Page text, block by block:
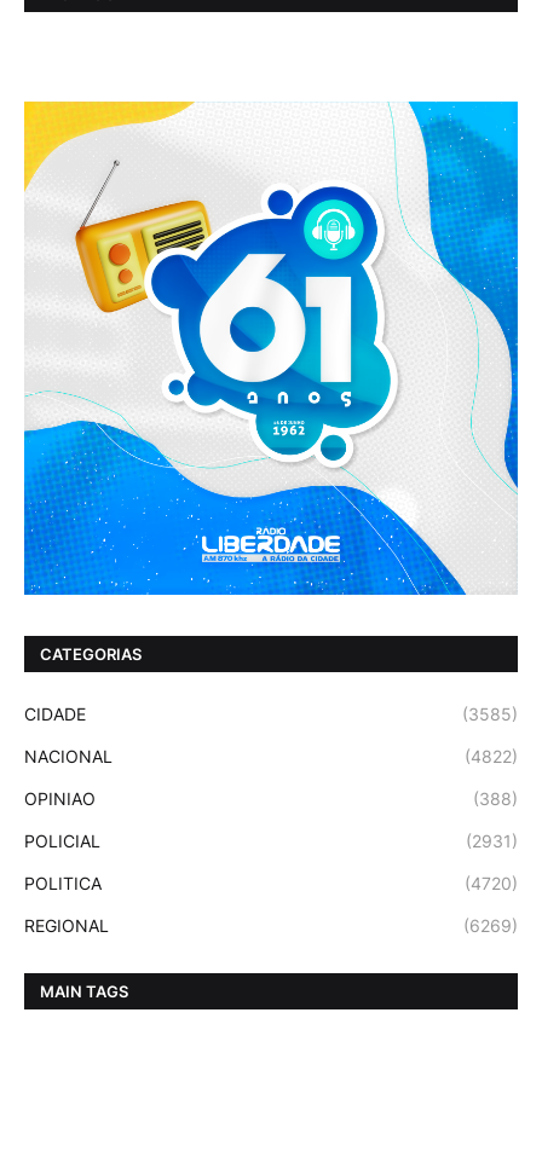
CATEGORIAS
CIDADE (3585)
NACIONAL (4822)
OPINIAO (388)
POLICIAL (2931)
POLITICA (4720)
REGIONAL (6269)
MAIN TAGS